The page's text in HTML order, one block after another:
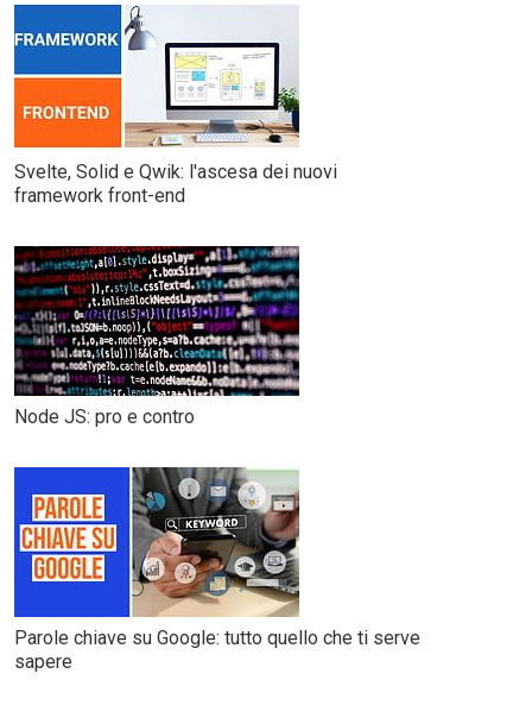
Svelte, Solid e Qwik: l'ascesa dei nuovi
framework front-end
Node JS: pro e contro
Parole chiave su Google: tutto quello che ti serve
sapere